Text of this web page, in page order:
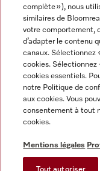
Informations légales
CGV
Protection des données
Conditions d’utilisation
Digital Services Act
complète »), nous
similaires de
votre comportement,
d’adapter le contenu
canaux. Sélectionnez
cookies. Sélectionnez
cookies essentiels.
notre Politique de
aux cookies. Vous
consentement à tout
cookies.
Mentions légales